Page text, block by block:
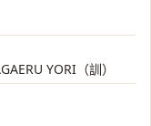
YORI（訓）